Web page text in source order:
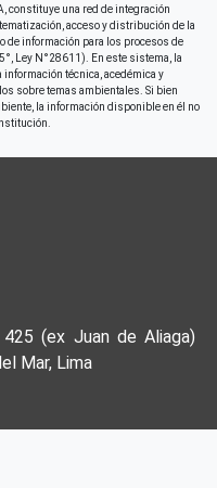
constituye una red de integración
acceso y distribución de la
de información para los procesos de
Ley N°28611). En este sistema, la
técnica, acedémica y
sobre temas ambientales. Si bien
la información disponible en él no
(ex Juan de Aliaga)
Mar, Lima